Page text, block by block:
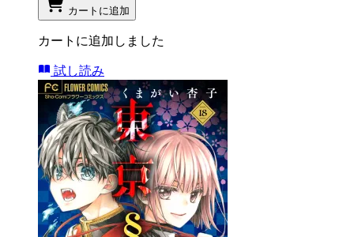
カートに追加
カートに追加しました
試し読み